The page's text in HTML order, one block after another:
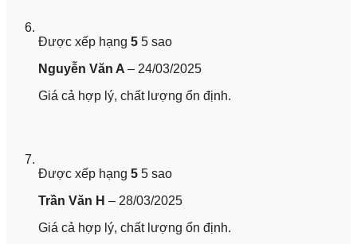
Được xếp hạng 5 5 sao
Nguyễn Văn A – 24/03/2025
Giá cả hợp lý, chất lượng ổn định.
Được xếp hạng 5 5 sao
Trần Văn H – 28/03/2025
Giá cả hợp lý, chất lượng ổn định.